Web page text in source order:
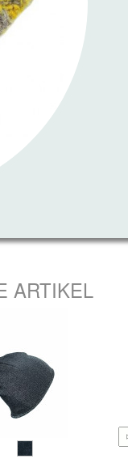
ARTIKEL